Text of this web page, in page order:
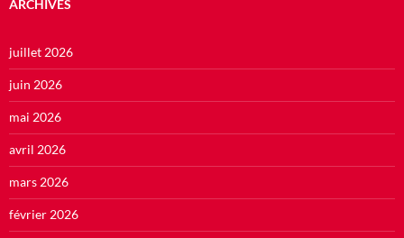
ARCHIVES
juillet 2026
juin 2026
mai 2026
avril 2026
mars 2026
février 2026